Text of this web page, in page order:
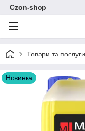
Ozon-shop
Товари та послуги
Новинка